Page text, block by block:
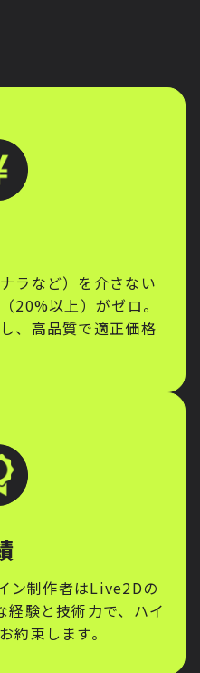
ラなど）を介さない
20%以上）がゼロ。
、高品質で適正価格
ン制作者はLive2Dの
験と技術力で、ハイ
約束します。